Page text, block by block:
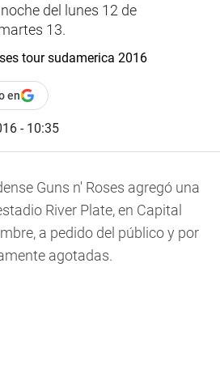
del lunes 12 de
13.
en
- 10:35
Guns n' Roses agregó una
River Plate, en Capital
a pedido del público y por
agotadas.